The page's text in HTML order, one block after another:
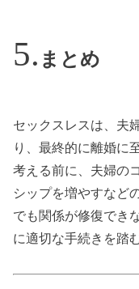
まとめ
セックスレスは、夫
り、最終的に離婚に
考える前に、夫婦の
シップを増やすなど
でも関係が修復でき
に適切な手続きを踏